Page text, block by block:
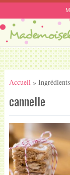
Accueil »
cannelle